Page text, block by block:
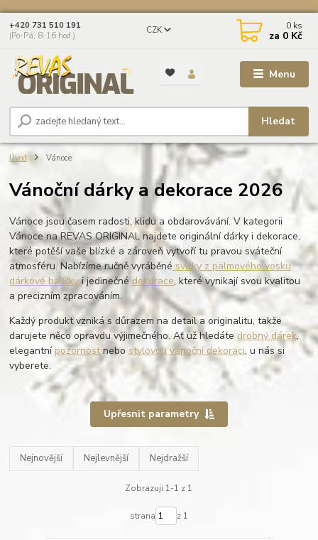
Menu
CZK
Hledat
+420 731 510 191
(Po-Pá, 8-16 hod.)
0 ks
za 0 Kč
Úvod Vánoce
Vánoční dárky a dekorace 2026
Vánoce jsou časem radosti, klidu a obdarovávání. V kategorii
Vánoce na REVAS ORIGINAL najdete originální dárky i dekorace,
které potěší vaše blízké a zároveň vytvoří tu pravou sváteční
atmosféru. Nabízíme ručně vyráběné svíčky z palmového vosku,
dárkové balíčkyi jedinečnédekorace, které vynikají svou kvalitou
a precizním zpracováním.
Každý produkt vzniká s důrazem na detail a originalitu, takže
darujete něco opravdu výjimečného. Ať už hledátedrobný dárek,
elegantnípozornostnebo stylovou vánoční dekoraci, u nás si
vyberete.
Upřesnit parametry
Nejnovější Nejlevnější Nejdražší
Zobrazuji 1-1 z 1
strana z 1